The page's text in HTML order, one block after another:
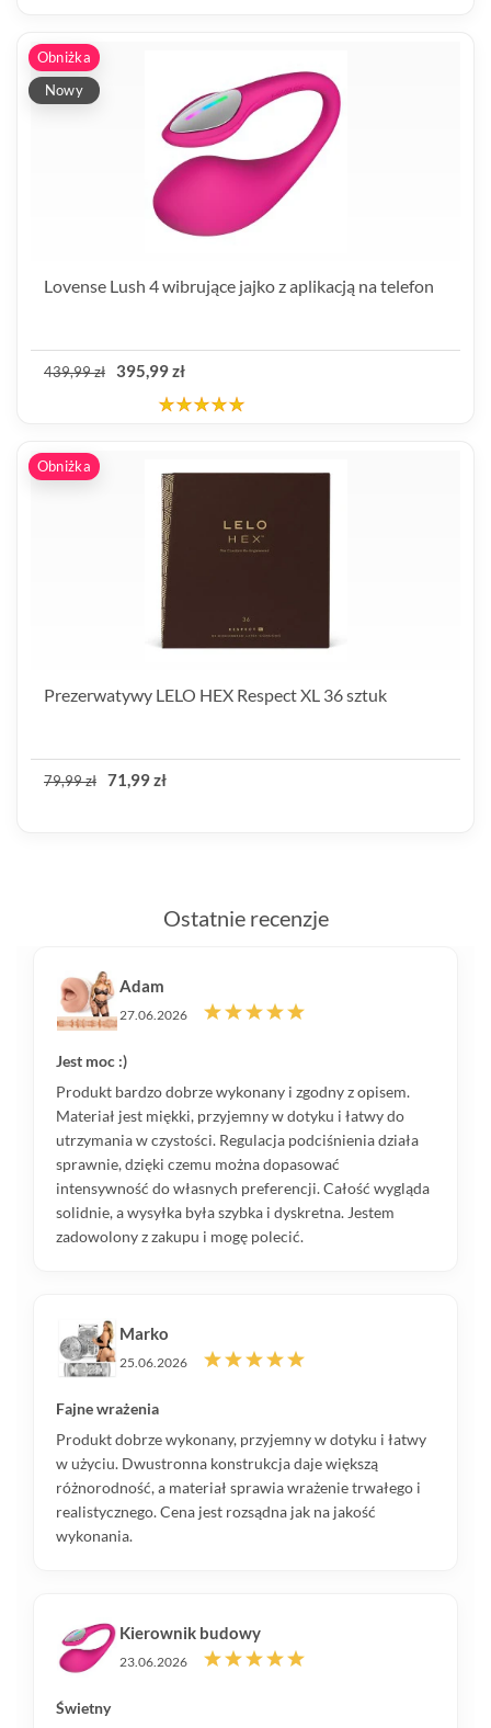
Obniżka
Nowy
Lovense Lush 4 wibrujące jajko z aplikacją na telefon
439,99 zł 395,99 zł
Obniżka
Prezerwatywy LELO HEX Respect XL 36 sztuk
79,99 zł 71,99 zł
Ostatnie recenzje
Adam
27.06.2026
Jest moc :)
Produkt bardzo dobrze wykonany i zgodny z opisem.
Materiał jest miękki, przyjemny w dotyku i łatwy do
utrzymania w czystości. Regulacja podciśnienia działa
sprawnie, dzięki czemu można dopasować
intensywność do własnych preferencji. Całość wygląda
solidnie, a wysyłka była szybka i dyskretna. Jestem
zadowolony z zakupu i mogę polecić.
Marko
25.06.2026
Fajne wrażenia
Produkt dobrze wykonany, przyjemny w dotyku i łatwy
w użyciu. Dwustronna konstrukcja daje większą
różnorodność, a materiał sprawia wrażenie trwałego i
realistycznego. Cena jest rozsądna jak na jakość
wykonania.
Kierownik budowy
23.06.2026
Świetny